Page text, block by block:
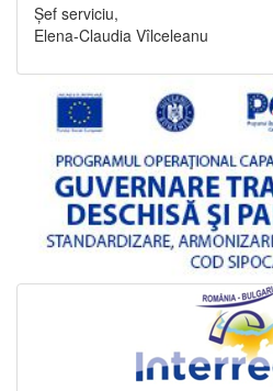
Șef serviciu,
Elena-Claudia Vîlceleanu